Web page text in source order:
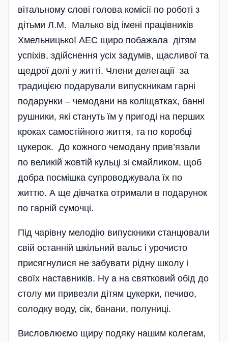
вітальному слові голова комісії по роботі з
дітьми Л.М. Малько від імені працівників
Хмельницької АЕС щиро побажала дітям
успіхів, здійснення усіх задумів, щасливої та
щедрої долі у житті. Члени делегації за
традицією подарували випускникам гарні
подарунки – чемодани на коліщатках, банні
рушники, які стануть їм у пригоді на перших
кроках самостійного життя, та по коробці
цукерок. До кожного чемодану прив’язали
по великій жовтій кульці зі смайликом, щоб
добра посмішка супроводжувала їх по
життю. А ще дівчатка отримали в подарунок
по гарній сумочці.
Під чарівну мелодію випускники станцювали
свій останній шкільний вальс і урочисто
присягнулися не забувати рідну школу і
своїх наставників. Ну а на святковий обід до
столу ми привезли дітям цукерки, печиво,
солодку воду, сік, банани, полуниці.
Висловлюємо щиру подяку нашим колегам,